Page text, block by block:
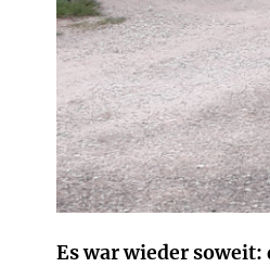
Es war wieder